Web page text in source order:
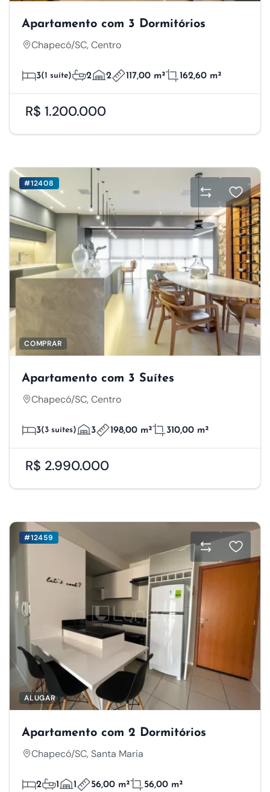
Apartamento com 3 Dormitórios
Chapecó/SC, Centro
3(1 suíte) 2 2 117,00 m² 162,60 m²
R$ 1.200.000
#12408
COMPRAR
Apartamento com 3 Suítes
Chapecó/SC, Centro
3(3 suítes) 3 198,00 m² 310,00 m²
R$ 2.990.000
#12459
ALUGAR
Apartamento com 2 Dormitórios
Chapecó/SC, Santa Maria
2 1 1 56,00 m² 56,00 m²